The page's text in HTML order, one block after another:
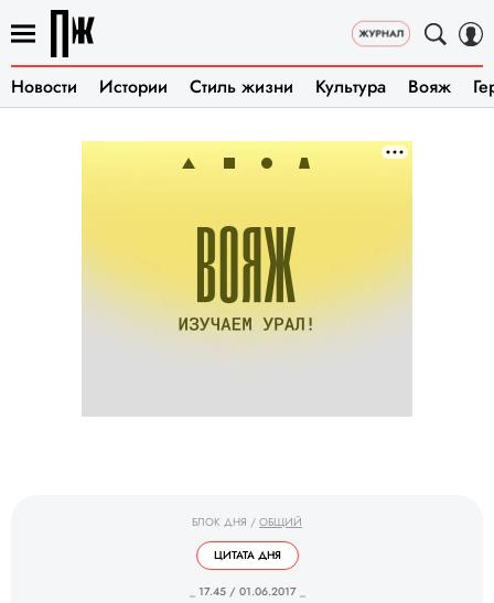
Новости Истории Стиль жизни Культура Вояж
БЛОК ДНЯ / ОБЩИЙ
ЦИТАТА ДНЯ
_ 17.45 / 01.06.2017 _